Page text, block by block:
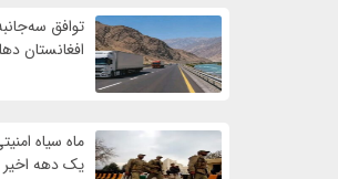
توافق
افغانستان
ماه سیاه
یک دهه اخیر